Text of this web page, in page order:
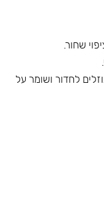
לחדור ושומר על